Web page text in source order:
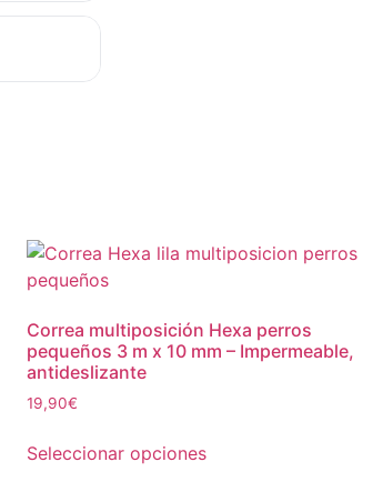
Correa multiposición Hexa perros
pequeños 3 m x 10 mm – Impermeable,
antideslizante
19,90€
Seleccionar opciones